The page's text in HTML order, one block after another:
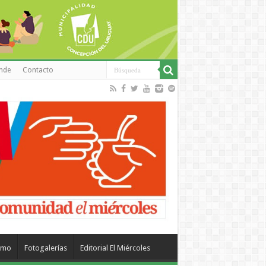
Contacto
Fotogalerías Editorial El Miércoles